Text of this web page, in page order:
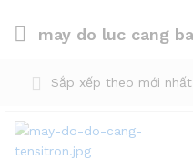
Sắp xếp theo mới nhất